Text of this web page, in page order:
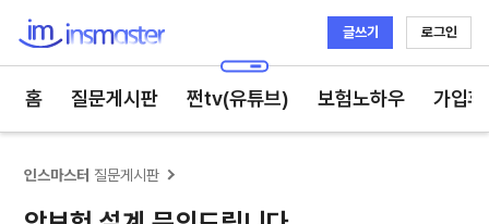
글쓰기 로그인
홈 질문게시판 쩐tv(유튜브) 보험노하우 가입
인스마스터 질문게시판